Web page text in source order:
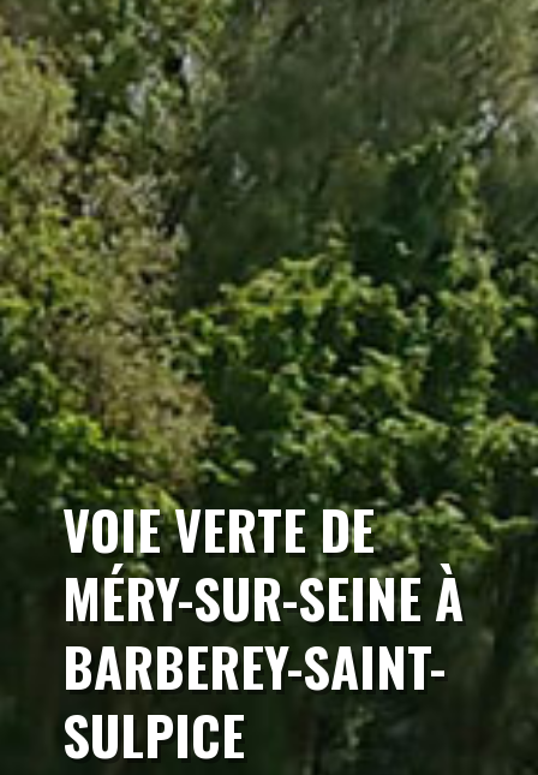
VOIE VERTE DE
MÉRY-SUR-SEINE À
BARBEREY-SAINT-
SULPICE